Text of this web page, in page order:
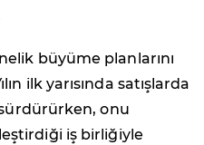
büyüme planlarını
ilk yarısında satışlarda
onu
iş birliğiyle